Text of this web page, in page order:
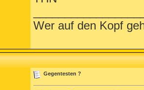
Wer auf den Kopf
Gegentesten ?